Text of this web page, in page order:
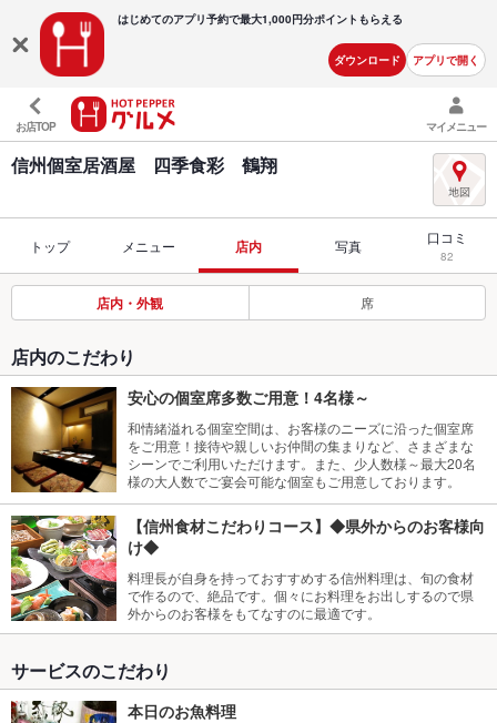
はじめてのアプリ予約で最大1,000円分ポイントもらえる
ダウンロード アプリで開く
お店TOP マイメニュー
信州個室居酒屋 四季食彩 鶴翔
トップ メニュー 店内 写真 口コミ
82
店内・外観 席
店内のこだわり
安心の個室席多数ご用意！4名様～
和情緒溢れる個室空間は、お客様のニーズに沿った個室席
をご用意！接待や親しいお仲間の集まりなど、さまざまな
シーンでご利用いただけます。また、少人数様～最大20名
様の大人数でご宴会可能な個室もご用意しております。
【信州食材こだわりコース】◆県外からのお客様向
け◆
料理長が自身を持っておすすめする信州料理は、旬の食材
で作るので、絶品です。個々にお料理をお出しするので県
外からのお客様をもてなすのに最適です。
サービスのこだわり
本日のお魚料理